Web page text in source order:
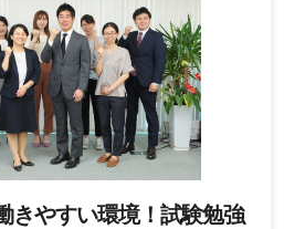
きやすい環境！試験勉強